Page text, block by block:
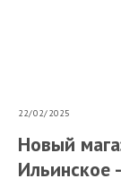
22/02/2025
Новый
Ильинское